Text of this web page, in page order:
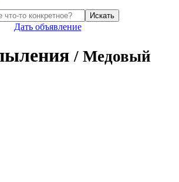
Искать
Дать объявление
/ Медовый